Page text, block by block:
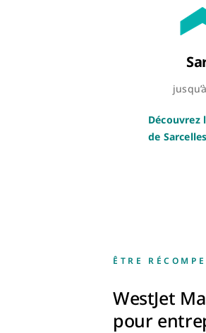
Découvrez
de Sarcelles
ÊTRE
WestJet
pour